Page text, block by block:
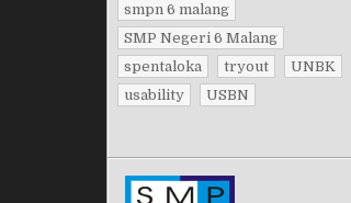
smpn 6 malang
SMP Negeri 6 Malang
spentaloka
tryout
UNBK
usability
USBN